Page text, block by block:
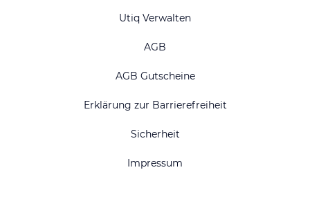
Utiq Verwalten
AGB
AGB Gutscheine
Erklärung zur Barrierefreiheit
Sicherheit
Impressum